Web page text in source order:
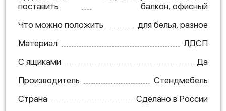
поставить
балкон, офисный
Что можно положить
для белья, разное
Материал
ЛДСП
С ящиками
Да
Производитель
Стендмебель
Страна
Сделано в России